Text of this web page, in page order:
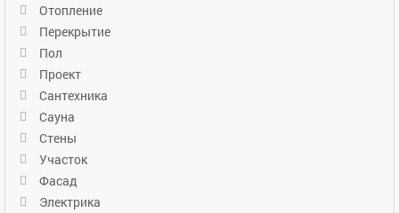
Отопление
Перекрытие
Пол
Проект
Сантехника
Сауна
Стены
Участок
Фасад
Электрика